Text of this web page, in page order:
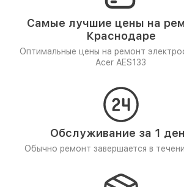
Самые лучшие цены на
Краснодаре
Оптимальные цены на ремонт
Acer AES133
Обслуживание за 1
Обычно ремонт завершается в